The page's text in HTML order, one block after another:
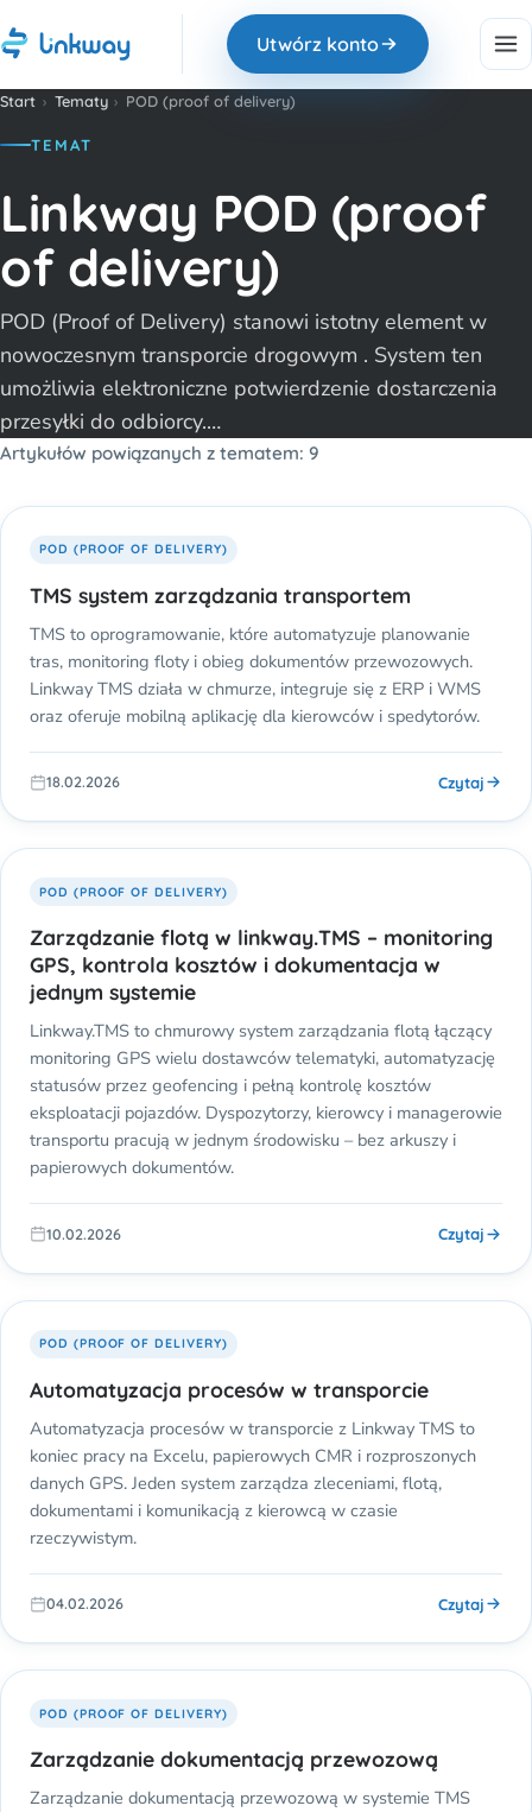
Utwórz konto
Start › Tematy › POD (proof of delivery)
TEMAT
Linkway POD (proof
of delivery)
POD (Proof of Delivery) stanowi istotny element w
nowoczesnym transporcie drogowym . System ten
umożliwia elektroniczne potwierdzenie dostarczenia
przesyłki do odbiorcy.…
Artykułów powiązanych z tematem: 9
POD (PROOF OF DELIVERY)
TMS system zarządzania transportem
TMS to oprogramowanie, które automatyzuje planowanie
tras, monitoring floty i obieg dokumentów przewozowych.
Linkway TMS działa w chmurze, integruje się z ERP i WMS
oraz oferuje mobilną aplikację dla kierowców i spedytorów.
18.02.2026 Czytaj
POD (PROOF OF DELIVERY)
Zarządzanie flotą w linkway.TMS – monitoring
GPS, kontrola kosztów i dokumentacja w
jednym systemie
Linkway.TMS to chmurowy system zarządzania flotą łączący
monitoring GPS wielu dostawców telematyki, automatyzację
statusów przez geofencing i pełną kontrolę kosztów
eksploatacji pojazdów. Dyspozytorzy, kierowcy i managerowie
transportu pracują w jednym środowisku – bez arkuszy i
papierowych dokumentów.
10.02.2026 Czytaj
POD (PROOF OF DELIVERY)
Automatyzacja procesów w transporcie
Automatyzacja procesów w transporcie z Linkway TMS to
koniec pracy na Excelu, papierowych CMR i rozproszonych
danych GPS. Jeden system zarządza zleceniami, flotą,
dokumentami i komunikacją z kierowcą w czasie
rzeczywistym.
04.02.2026 Czytaj
POD (PROOF OF DELIVERY)
Zarządzanie dokumentacją przewozową
Zarządzanie dokumentacją przewozową w systemie TMS